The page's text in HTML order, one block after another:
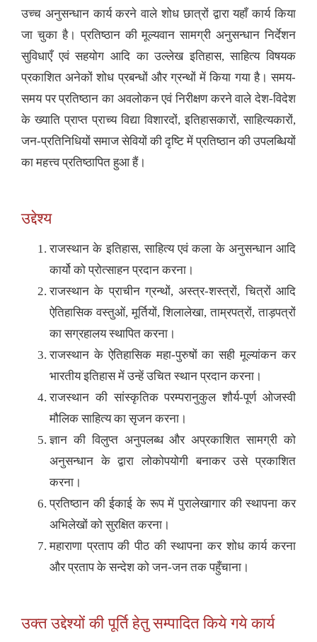
उच्च अनुसन्धान कार्य करने वाले शोध छात्रों द्वारा यहाँ कार्य किया
जा चुका है। प्रतिष्ठान की मूल्यवान सामग्री अनुसन्धान निर्देशन
सुविधाएँ एवं सहयोग आदि का उल्लेख इतिहास, साहित्य विषयक
प्रकाशित अनेकों शोध प्रबन्धों और ग्रन्थों में किया गया है। समय-
समय पर प्रतिष्ठान का अवलोकन एवं निरीक्षण करने वाले देश-विदेश
के ख्याति प्राप्त प्राच्य विद्या विशारदों, इतिहासकारों, साहित्यकारों,
जन-प्रतिनिधियों समाज सेवियों की दृष्टि में प्रतिष्ठान की उपलब्धियों
का महत्त्व प्रतिष्ठापित हुआ हैं।
उद्देश्य
राजस्थान के इतिहास, साहित्य एवं कला के अनुसन्धान आदि
कार्यो को प्रोत्साहन प्रदान करना।
राजस्थान के प्राचीन ग्रन्थों, अस्त्र-शस्त्रों, चित्रों आदि
ऐतिहासिक वस्तुओं, मूर्तियों, शिलालेखा, ताम्रपत्रों, ताड़पत्रों
का सग्रहालय स्थापित करना।
राजस्थान के ऐतिहासिक महा-पुरुषों का सही मूल्यांकन कर
भारतीय इतिहास में उन्हें उचित स्थान प्रदान करना।
राजस्थान की सांस्कृतिक परम्परानुकुल शौर्य-पूर्ण ओजस्वी
मौलिक साहित्य का सृजन करना।
ज्ञान की विलुप्त अनुपलब्ध और अप्रकाशित सामग्री को
अनुसन्धान के द्वारा लोकोपयोगी बनाकर उसे प्रकाशित
करना।
प्रतिष्ठान की ईकाई के रूप में पुरालेखागार की स्थापना कर
अभिलेखों को सुरक्षित करना।
महाराणा प्रताप की पीठ की स्थापना कर शोध कार्य करना
और प्रताप के सन्देश को जन-जन तक पहुँचाना।
उक्त उद्देश्यों की पूर्ति हेतु सम्पादित किये गये कार्य